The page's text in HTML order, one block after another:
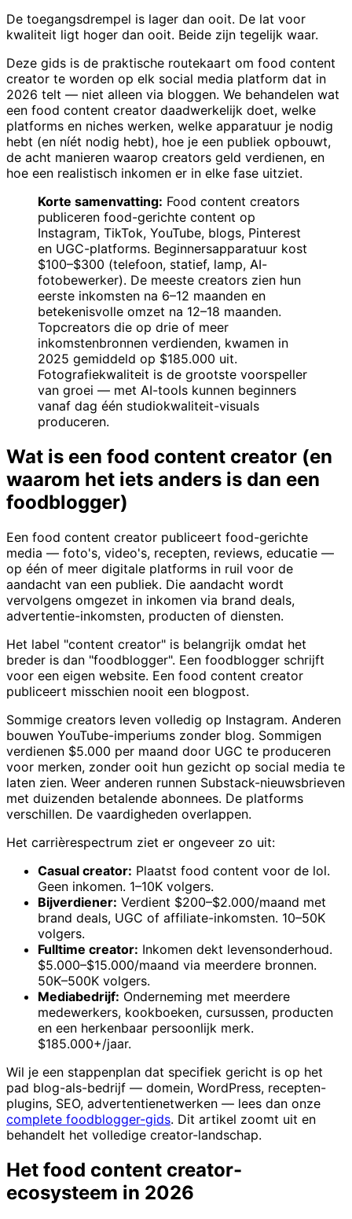
De toegangsdrempel is lager dan ooit. De lat voor
kwaliteit ligt hoger dan ooit. Beide zijn tegelijk waar.
Deze gids is de praktische routekaart om food content
creator te worden op elk social media platform dat in
2026 telt — niet alleen via bloggen. We behandelen wat
een food content creator daadwerkelijk doet, welke
platforms en niches werken, welke apparatuur je nodig
hebt (en níét nodig hebt), hoe je een publiek opbouwt,
de acht manieren waarop creators geld verdienen, en
hoe een realistisch inkomen er in elke fase uitziet.
Korte samenvatting: Food content creators
publiceren food-gerichte content op
Instagram, TikTok, YouTube, blogs, Pinterest
en UGC-platforms. Beginnersapparatuur kost
$100–$300 (telefoon, statief, lamp, AI-
fotobewerker). De meeste creators zien hun
eerste inkomsten na 6–12 maanden en
betekenisvolle omzet na 12–18 maanden.
Topcreators die op drie of meer
inkomstenbronnen verdienden, kwamen in
2025 gemiddeld op $185.000 uit.
Fotografiekwaliteit is de grootste voorspeller
van groei — met AI-tools kunnen beginners
vanaf dag één studiokwaliteit-visuals
produceren.
Wat is een food content creator (en
waarom het iets anders is dan een
foodblogger)
Een food content creator publiceert food-gerichte
media — foto's, video's, recepten, reviews, educatie —
op één of meer digitale platforms in ruil voor de
aandacht van een publiek. Die aandacht wordt
vervolgens omgezet in inkomen via brand deals,
advertentie-inkomsten, producten of diensten.
Het label "content creator" is belangrijk omdat het
breder is dan "foodblogger". Een foodblogger schrijft
voor een eigen website. Een food content creator
publiceert misschien nooit een blogpost.
Sommige creators leven volledig op Instagram. Anderen
bouwen YouTube-imperiums zonder blog. Sommigen
verdienen $5.000 per maand door UGC te produceren
voor merken, zonder ooit hun gezicht op social media te
laten zien. Weer anderen runnen Substack-nieuwsbrieven
met duizenden betalende abonnees. De platforms
verschillen. De vaardigheden overlappen.
Het carrièrespectrum ziet er ongeveer zo uit:
Casual creator: Plaatst food content voor de lol.
Geen inkomen. 1–10K volgers.
Bijverdiener: Verdient $200–$2.000/maand met
brand deals, UGC of affiliate-inkomsten. 10–50K
volgers.
Fulltime creator: Inkomen dekt levensonderhoud.
$5.000–$15.000/maand via meerdere bronnen.
50K–500K volgers.
Mediabedrijf: Onderneming met meerdere
medewerkers, kookboeken, cursussen, producten
en een herkenbaar persoonlijk merk.
$185.000+/jaar.
Wil je een stappenplan dat specifiek gericht is op het
pad blog-als-bedrijf — domein, WordPress, recepten-
plugins, SEO, advertentienetwerken — lees dan onze
complete foodblogger-gids. Dit artikel zoomt uit en
behandelt het volledige creator-landschap.
Het food content creator-
ecosysteem in 2026